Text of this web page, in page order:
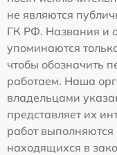
не являются
ГК РФ. Названия и
упоминаются
чтобы обозначить
работаем. Наша
владельцами
представляет их
работ выполняются
находящихся в